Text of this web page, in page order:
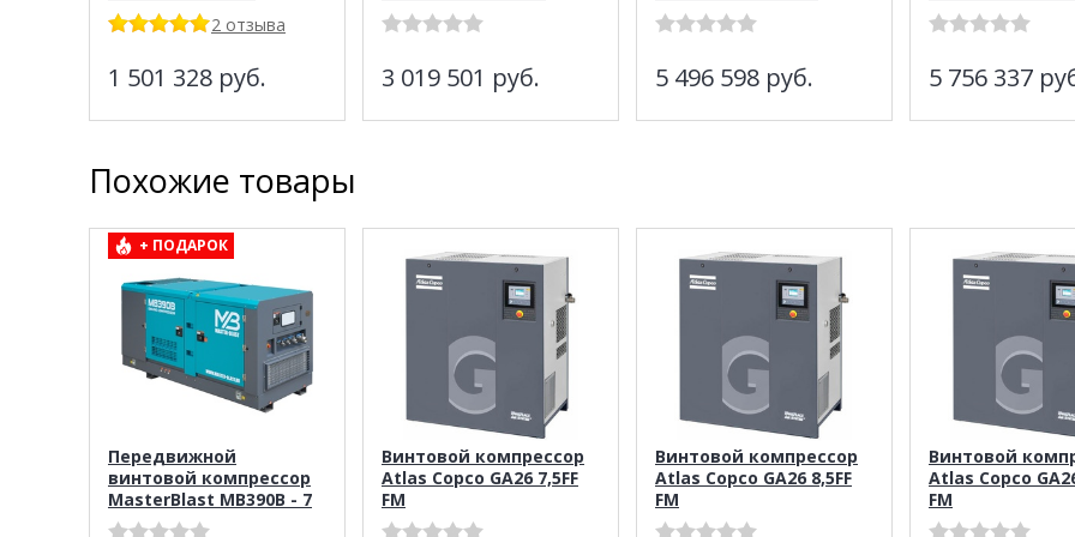
2 отзыва
1 501 328 руб. 3 019 501 руб. 5 496 598 руб. 5 756 337
Похожие товары
+ ПОДАРОК
Передвижной
винтовой компрессор
MasterBlast MB390B - 7
Винтовой компрессор
Atlas Copco GA26 7,5FF
FM
Винтовой компрессор
Atlas Copco GA26 8,5FF
FM
Винтовой
Atlas Copco
FM